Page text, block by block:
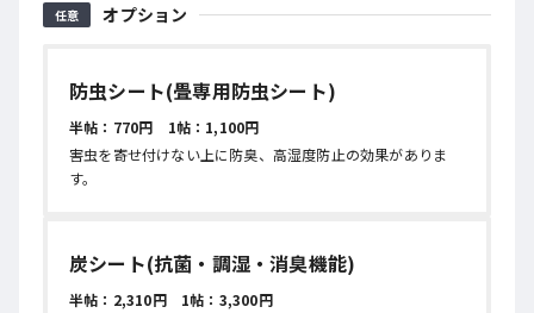
任意 オプション
防虫シート(畳専用防虫シート)
半帖：770円 1帖：1,100円
害虫を寄せ付けない上に防臭、高湿度防止の効果がありま
す。
炭シート(抗菌・調湿・消臭機能)
半帖：2,310円 1帖：3,300円